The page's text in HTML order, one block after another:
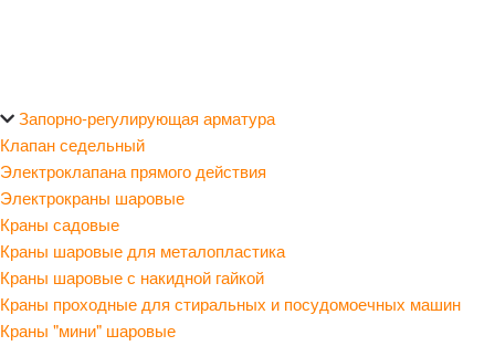
Запорно-регулирующая арматура
Клапан седельный
Электроклапана прямого действия
Электрокраны шаровые
Краны садовые
Краны шаровые для металопластика
Краны шаровые с накидной гайкой
Краны проходные для стиральных и посудомоечных машин
Краны "мини" шаровые